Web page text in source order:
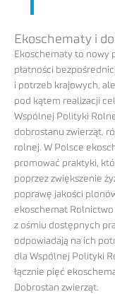
Ekoschematy i
Ekoschematy to nowy
płatności
i potrzeb krajowych,
pod kątem realizacji
Wspólnej Polityki
dobrostanu zwierząt,
rolnej. W Polsce
promować praktyki,
poprzez zwiększenie
poprawę jakości
ekoschemat
z ośmiu dostępnych
odpowiadają na ich
dla Wspólnej Polityki
łącznie pięć
Dobrostan zwierząt.